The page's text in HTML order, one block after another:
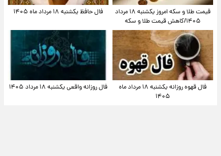
قیمت طلا و سکه امروز یکشنبه ۱۸ مرداد
۱۴۰۵/کاهش قیمت طلا و سکه
فال حافظ یکشنبه ۱۸ مرداد ماه ۱۴۰۵
فال قهوه روزانه یکشنبه ۱۸ مرداد ماه
۱۴۰۵
فال روزانه واقعی یکشنبه ۱۸ مرداد ۱۴۰۵